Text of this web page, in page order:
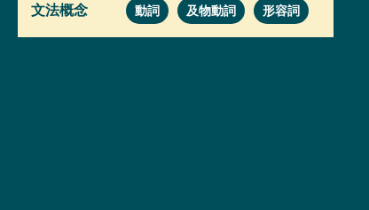
文法概念 動詞 及物動詞 形容詞